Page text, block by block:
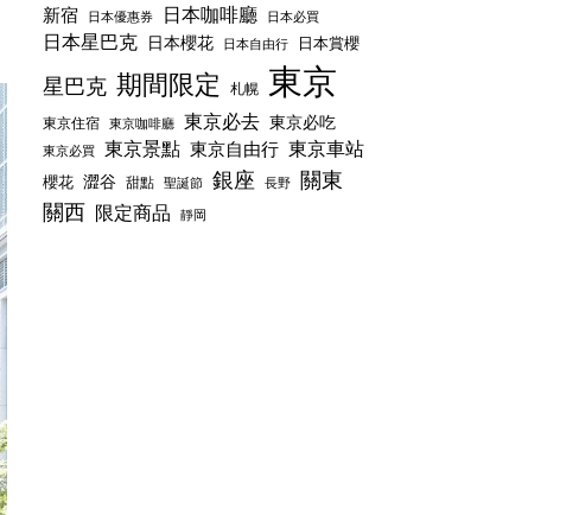
新宿 日本優惠券 日本咖啡廳 日本必買
日本星巴克 日本櫻花 日本自由行 日本賞櫻
星巴克 期間限定 札幌 東京
東京住宿 東京咖啡廳 東京必去 東京必吃
東京必買 東京景點 東京自由行 東京車站
櫻花 澀谷 甜點 聖誕節 銀座 長野 關東
關西 限定商品 靜岡